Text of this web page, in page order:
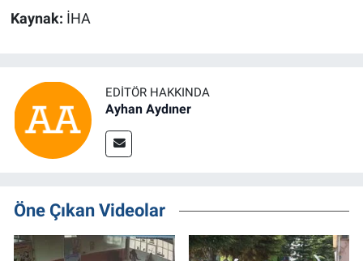
Kaynak: İHA
EDITÖR HAKKINDA
Ayhan Aydıner
Öne Çıkan Videolar